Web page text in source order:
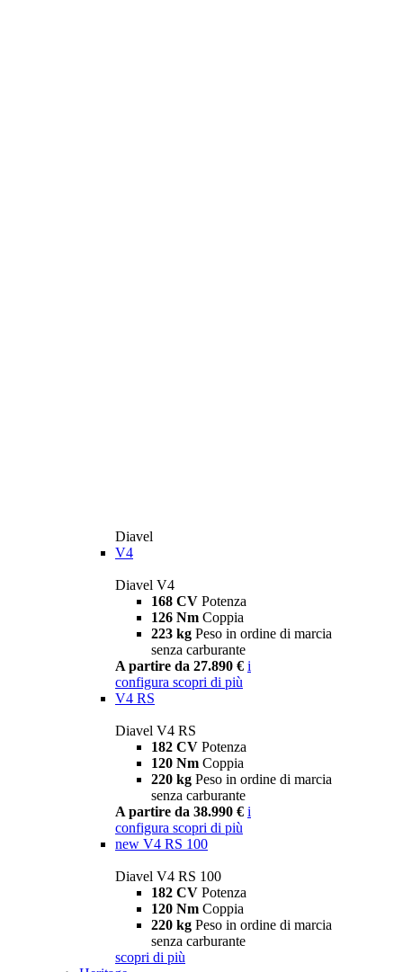
Diavel
V4
Diavel V4
168 CV Potenza
126 Nm Coppia
223 kg Peso in ordine di marcia
senza carburante
A partire da 27.890 € i
configura scopri di più
V4 RS
Diavel V4 RS
182 CV Potenza
120 Nm Coppia
220 kg Peso in ordine di marcia
senza carburante
A partire da 38.990 € i
configura scopri di più
new V4 RS 100
Diavel V4 RS 100
182 CV Potenza
120 Nm Coppia
220 kg Peso in ordine di marcia
senza carburante
scopri di più